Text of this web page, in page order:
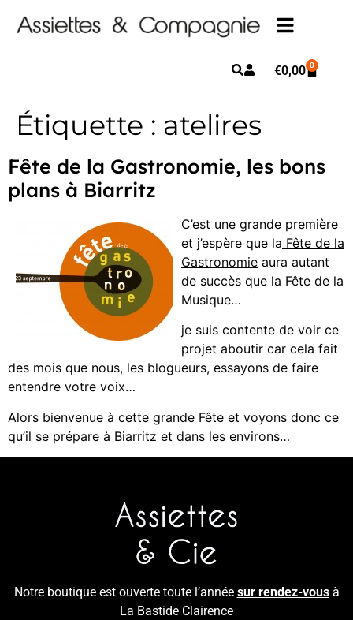
€0,00 0
Étiquette : atelires
Fête de la Gastronomie, les bons
plans à Biarritz
C’est une grande première
et j’espère que la Fête de la
Gastronomie aura autant
de succès que la Fête de la
Musique…
je suis contente de voir ce
projet aboutir car cela fait
des mois que nous, les blogueurs, essayons de faire
entendre votre voix…
Alors bienvenue à cette grande Fête et voyons donc ce
qu’il se prépare à Biarritz et dans les environs…
Notre boutique est ouverte toute l’année sur rendez-vousà
La Bastide Clairence